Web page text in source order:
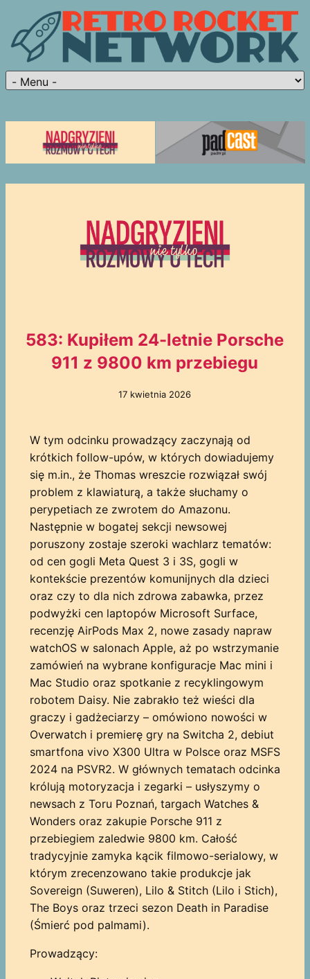
583: Kupiłem 24-letnie Porsche
911 z 9800 km przebiegu
17 kwietnia 2026
W tym odcinku prowadzący zaczynają od
krótkich follow-upów, w których dowiadujemy
się m.in., że Thomas wreszcie rozwiązał swój
problem z klawiaturą, a także słuchamy o
perypetiach ze zwrotem do Amazonu.
Następnie w bogatej sekcji newsowej
poruszony zostaje szeroki wachlarz tematów:
od cen gogli Meta Quest 3 i 3S, gogli w
kontekście prezentów komunijnych dla dzieci
oraz czy to dla nich zdrowa zabawka, przez
podwyżki cen laptopów Microsoft Surface,
recenzję AirPods Max 2, nowe zasady napraw
watchOS w salonach Apple, aż po wstrzymanie
zamówień na wybrane konfiguracje Mac mini i
Mac Studio oraz spotkanie z recyklingowym
robotem Daisy. Nie zabrakło też wieści dla
graczy i gadżeciarzy – omówiono nowości w
Overwatch i premierę gry na Switcha 2, debiut
smartfona vivo X300 Ultra w Polsce oraz MSFS
2024 na PSVR2. W głównych tematach odcinka
królują motoryzacja i zegarki – usłyszymy o
newsach z Toru Poznań, targach Watches &
Wonders oraz zakupie Porsche 911 z
przebiegiem zaledwie 9800 km. Całość
tradycyjnie zamyka kącik filmowo-serialowy, w
którym zrecenzowano takie produkcje jak
Sovereign (Suweren), Lilo & Stitch (Lilo i Stich),
The Boys oraz trzeci sezon Death in Paradise
(Śmierć pod palmami).
Prowadzący: